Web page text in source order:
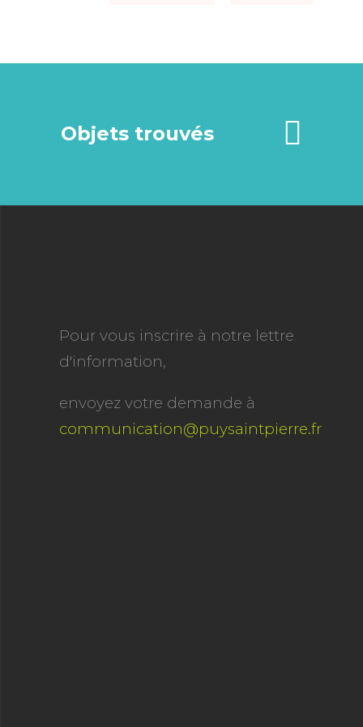
Objets trouvés
Pour vous inscrire à notre lettre
d'information,
envoyez votre demande à
communication@puysaintpierre.fr